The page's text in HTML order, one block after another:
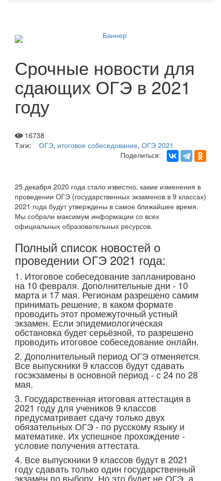
Срочные новости для
сдающих ОГЭ в 2021
году
16738
Тэги:
ОГЭ, итоговое собеседование, ОГЭ 2021
Поделиться:
25 декабря 2020 года стало известно, какие изменения в
проведении ОГЭ (государственных экзаменов в 9 классах)
2021 года будут утверждены в самое ближайшее время.
Мы собрали максимум информации со всех
официальных образовательных ресурсов.
Полный список новостей о
проведении ОГЭ 2021 года:
1. Итоговое собеседование запланировано
на 10 февраля. Дополнительные дни - 10
марта и 17 мая. Регионам разрешено самим
принимать решение, в каком формате
проводить этот промежуточный устный
экзамен. Если эпидемиологическая
обстановка будет серьёзной, то разрешено
проводить итоговое собеседование онлайн.
2. Дополнительный период ОГЭ отменяется.
Все выпускники 9 классов будут сдавать
госэкзамены в основной период - с 24 по 28
мая.
3. Государственная итоговая аттестация в
2021 году для учеников 9 классов
предусматривает сдачу только двух
обязательных ОГЭ - по русскому языку и
математике. Их успешное прохождение -
условие получения аттестата.
4. Все выпускники 9 классов будут в 2021
году сдавать только один государственный
экзамен по выбору. Но это будет не ОГЭ, а